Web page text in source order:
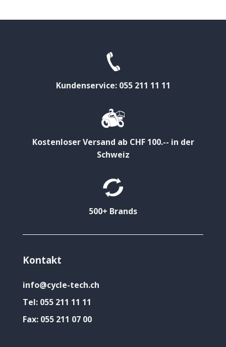
Kundenservice: 055 211 11 11
Kostenloser Versand ab CHF 100.-- in der
Schweiz
500+ Brands
Kontakt
info@cycle-tech.ch
Tel: 055 211 11 11
Fax: 055 211 07 00